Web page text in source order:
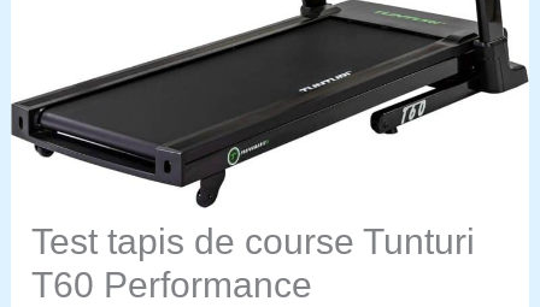
Test tapis de course Tunturi
T60 Performance